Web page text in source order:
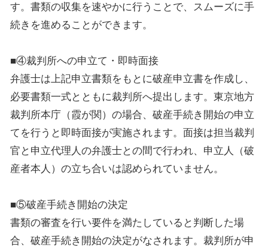
す。書類の収集を速やかに行うことで、スムーズに手
続きを進めることができます。
■④裁判所への申立て・即時面接
弁護士は上記申立書類をもとに破産申立書を作成し、
必要書類一式とともに裁判所へ提出します。東京地方
裁判所本庁（霞が関）の場合、破産手続き開始の申立
てを行うと即時面接が実施されます。面接は担当裁判
官と申立代理人の弁護士との間で行われ、申立人（破
産者本人）の立ち合いは認められていません。
■⑤破産手続き開始の決定
書類の審査を行い要件を満たしていると判断した場
合、破産手続き開始の決定がなされます。裁判所が申